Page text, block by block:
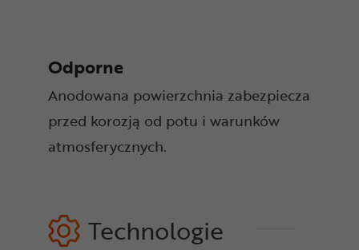
Odporne
Anodowana powierzchnia zabezpiecza
przed korozją od potu i warunków
atmosferycznych.
Technologie